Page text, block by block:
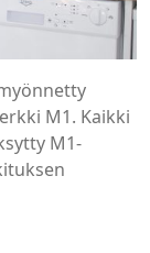
M1. Kaikki
M1-